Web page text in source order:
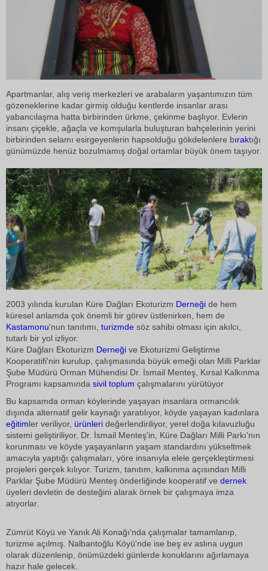
Apartmanlar, alış veriş merkezleri ve arabaların yaşantımızın tüm
gözeneklerine kadar girmiş olduğu kentlerde insanlar arası
yabancılaşma hatta birbirinden ürkme, çekinme başlıyor. Evlerin
insanı çiçekle, ağaçla ve komşularla buluşturan bahçelerinin yerini
birbirinden selamı esirgeyenlerin hapsolduğu gökdelenlere bıraktığı
günümüzde henüz bozulmamış doğal ortamlar büyük önem taşıyor.
2003 yılında kurulan Küre Dağları Ekoturizm Derneği de hem
küresel anlamda çok önemli bir görev üstlenirken, hem de
Kastamonu'nun tanıtımı, turizmde söz sahibi olması için akılcı,
tutarlı bir yol izliyor.
Küre Dağları Ekoturizm Derneği ve Ekoturizmi Geliştirme
Kooperatifi'nin kurulup, çalışmasında büyük emeği olan Milli Parklar
Şube Müdürü Orman Mühendisi Dr. İsmail Menteş, Kırsal Kalkınma
Programı kapsamında sivil toplum çalışmalarını yürütüyor
Bu kapsamda orman köylerinde yaşayan insanlara ormancılık
dışında alternatif gelir kaynağı yaratılıyor, köyde yaşayan kadınlara
eğitimler veriliyor, ürünleri değerlendiriliyor, yerel doğa kılavuzluğu
sistemi geliştiriliyor, Dr. İsmail Menteş'in, Küre Dağları Milli Parkı'nın
korunması ve köyde yaşayanların yaşam standardını yükseltmek
amacıyla yaptığı çalışmaları, yöre insanıyla elele gerçekleştirmesi
projeleri gerçek kılıyor. Turizm, tanıtım, kalkınma açısından Milli
Parklar Şube Müdürü Menteş önderliğinde kooperatif ve dernek
üyeleri devletin de desteğini alarak örnek bir çalışmaya imza
atıyorlar.
Zümrüt Köyü ve Yanık Ali Konağı'nda çalışmalar tamamlanıp,
turizme açılmış. Nalbantoğlu Köyü'nde ise beş ev aslına uygun
olarak düzenlenip, önümüzdeki günlerde konuklarını ağırlamaya
hazır hale gelecek.